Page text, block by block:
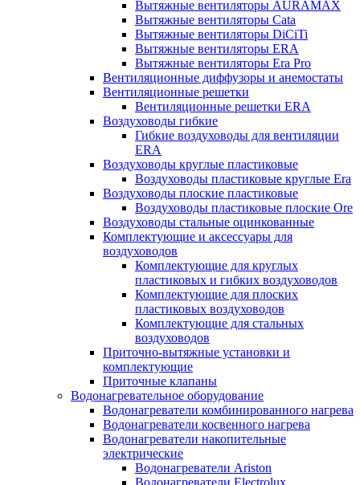
Вытяжные вентиляторы AURAMAX
Вытяжные вентиляторы Cata
Вытяжные вентиляторы DiCiTi
Вытяжные вентиляторы ERA
Вытяжные вентиляторы Era Pro
Вентиляционные диффузоры и анемостаты
Вентиляционные решетки
Вентиляционные решетки ERA
Воздуховоды гибкие
Гибкие воздуховоды для вентиляции
ERA
Воздуховоды круглые пластиковые
Воздуховоды пластиковые круглые Era
Воздуховоды плоские пластиковые
Воздуховоды пластиковые плоские Ore
Воздуховоды стальные оцинкованные
Комплектующие и аксессуары для
воздуховодов
Комплектующие для круглых
пластиковых и гибких воздуховодов
Комплектующие для плоских
пластиковых воздуховодов
Комплектующие для стальных
воздуховодов
Приточно-вытяжные установки и
комплектующие
Приточные клапаны
Водонагревательное оборудование
Водонагреватели комбинированного нагрева
Водонагреватели косвенного нагрева
Водонагреватели накопительные
электрические
Водонагреватели Ariston